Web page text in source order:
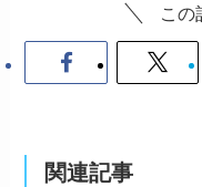
この
関連記事